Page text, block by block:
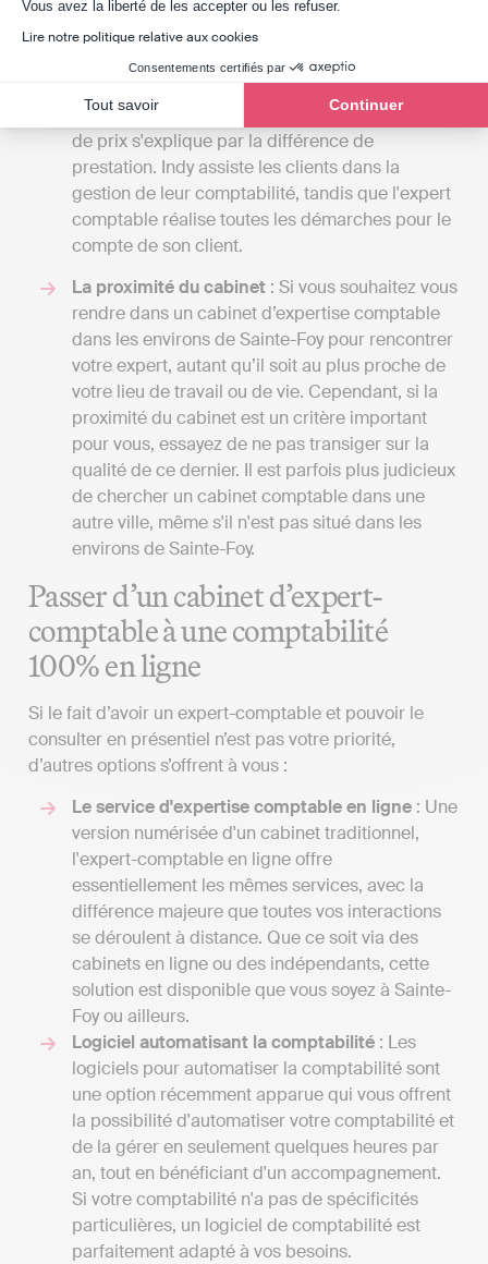
Vous avez la liberté de les accepter ou les refuser.
Lire notre politique relative aux cookies
Consentements certifiés par
Tout savoir Continuer
comptabilité d’engagement avec gestion de la
paie, budget prévisionnel etc.
A titre de comparaison, une solution en ligne
comme Indy coûte entre 240 € et 588 € / an HT
selon le type d'entreprise. Une telle différence
de prix s'explique par la différence de
prestation. Indy assiste les clients dans la
gestion de leur comptabilité, tandis que l'expert
comptable réalise toutes les démarches pour le
compte de son client.
La proximité du cabinet : Si vous souhaitez vous
rendre dans un cabinet d’expertise comptable
dans les environs de Sainte-Foy pour rencontrer
votre expert, autant qu’il soit au plus proche de
votre lieu de travail ou de vie. Cependant, si la
proximité du cabinet est un critère important
pour vous, essayez de ne pas transiger sur la
qualité de ce dernier. Il est parfois plus judicieux
de chercher un cabinet comptable dans une
autre ville, même s'il n'est pas situé dans les
environs de Sainte-Foy.
Passer d’un cabinet d’expert-
comptable à une comptabilité
100% en ligne
Si le fait d’avoir un expert-comptable et pouvoir le
consulter en présentiel n’est pas votre priorité,
d’autres options s’offrent à vous :
Le service d'expertise comptable en ligne : Une
version numérisée d'un cabinet traditionnel,
l'expert-comptable en ligne offre
essentiellement les mêmes services, avec la
différence majeure que toutes vos interactions
se déroulent à distance. Que ce soit via des
cabinets en ligne ou des indépendants, cette
solution est disponible que vous soyez à Sainte-
Foy ou ailleurs.
Logiciel automatisant la comptabilité : Les
logiciels pour automatiser la comptabilité sont
une option récemment apparue qui vous offrent
la possibilité d'automatiser votre comptabilité et
de la gérer en seulement quelques heures par
an, tout en bénéficiant d'un accompagnement.
Si votre comptabilité n'a pas de spécificités
particulières, un logiciel de comptabilité est
parfaitement adapté à vos besoins.